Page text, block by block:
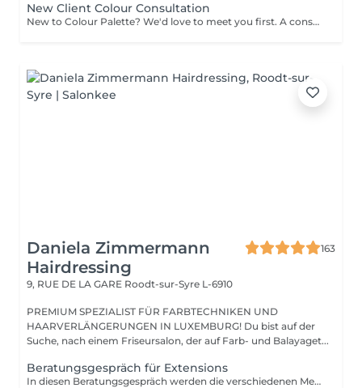
New Client Colour Consultation
New to Colour Palette? We'd love to meet you first. A consultation is required before booking any new colour service, including highlights, balayage, blonding, and colour transformations. During your consultation, we'll discuss your hair goals, assess your hair, and create a personalised colour plan together. Solid root retouch appointments are exempt from this requirement. Ideal for: Major colour changes Colour corrections First-time lightening or blonding Extension inquiries Unsure clients
Daniela Zimmermann
Hairdressing
163
9, RUE DE LA GARE Roodt-sur-Syre L-6910
PREMIUM SPEZIALIST FÜR FARBTECHNIKEN UND
HAARVERLÄNGERUNGEN IN LUXEMBURG! Du bist auf der
Suche, nach einem Friseursalon, der auf Farb- und Balayaget...
Beratungsgespräch für Extensions
In diesen Beratungsgespräch werden die verschiedenen Methoden erklärt und individuell ausgesucht. Wir bestimmen die Farbe und rechnen den genauen Preis.